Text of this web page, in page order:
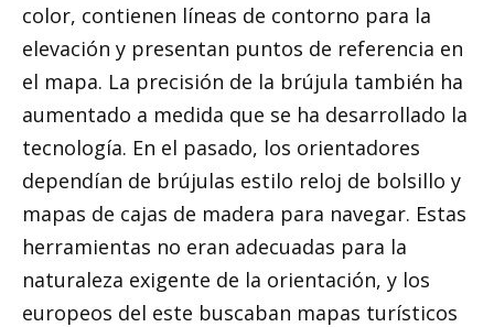
color, contienen líneas de contorno para la
elevación y presentan puntos de referencia en
el mapa. La precisión de la brújula también ha
aumentado a medida que se ha desarrollado la
tecnología. En el pasado, los orientadores
dependían de brújulas estilo reloj de bolsillo y
mapas de cajas de madera para navegar. Estas
herramientas no eran adecuadas para la
naturaleza exigente de la orientación, y los
europeos del este buscaban mapas turísticos